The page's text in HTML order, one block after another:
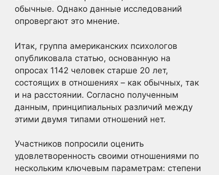
обычные. Однако данные исследований
опровергают это мнение.
Итак, группа американских психологов
опубликовала статью, основанную на
опросах 1142 человек старше 20 лет,
состоящих в отношениях – как обычных, так
и на расстоянии. Согласно полученным
данным, принципиальных различий между
этими двумя типами отношений нет.
Участников попросили оценить
удовлетворенность своими отношениями по
нескольким ключевым параметрам: степени